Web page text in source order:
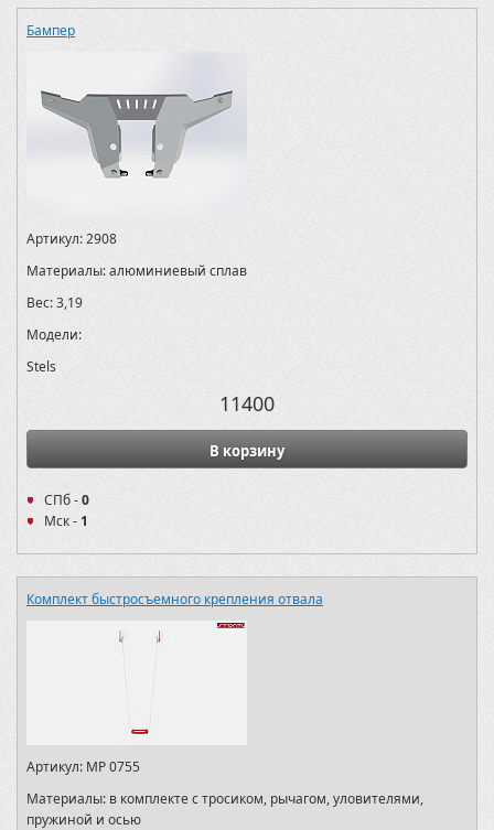
Бампер
Артикул:2908
Материалы:алюминиевый сплав
Вес:3,19
Модели:
Stels
11400
В корзину
СПб -0
Мск -1
Комплект быстросъемного крепления отвала
Артикул: MP 0755
Материалы: в комплекте с тросиком, рычагом, уловителями,
пружиной и осью